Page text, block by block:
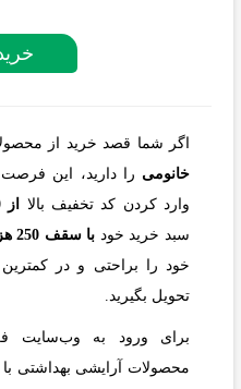
اگر شما قصد خرید از
خانومی را دارید، این
وارد کردن کد تخفیف بالا
از 50 هزار تومان تخفیف
سبد خرید خود با سقف 250 هزار تومان
خود را براحتی و در
تحویل بگیرید.
برای ورود به وب‌سایت